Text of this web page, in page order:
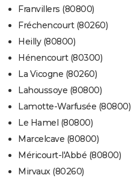
Franvillers (80800)
Fréchencourt (80260)
Heilly (80800)
Hénencourt (80300)
La Vicogne (80260)
Lahoussoye (80800)
Lamotte-Warfusée (80800)
Le Hamel (80800)
Marcelcave (80800)
Méricourt-l'Abbé (80800)
Mirvaux (80260)